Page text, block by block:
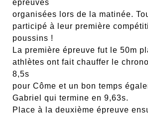
épreuves
organisées lors de la matinée.
participé à leur première
poussins !
La première épreuve fut le 50m
athlètes ont fait chauffer le
8,5s
pour Côme et un bon temps
Gabriel qui termine en 9,63s.
Place à la deuxième épreuve